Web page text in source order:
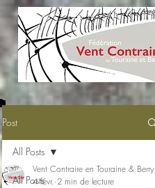
Post
All Posts
All Posts
Vent Contraire en Touraine & Berry
4 févr. 2 min de lecture